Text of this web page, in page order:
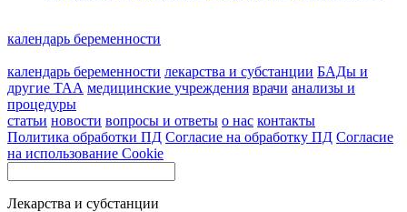
календарь беременности
календарь беременности лекарства и субстанции БАДы и
другие ТАА медицинские учреждения врачи анализы и
процедуры
статьи новости вопросы и ответы о нас контакты
Политика обработки ПД Согласие на обработку ПД Согласие
на использование Cookie
Лекарства и субстанции